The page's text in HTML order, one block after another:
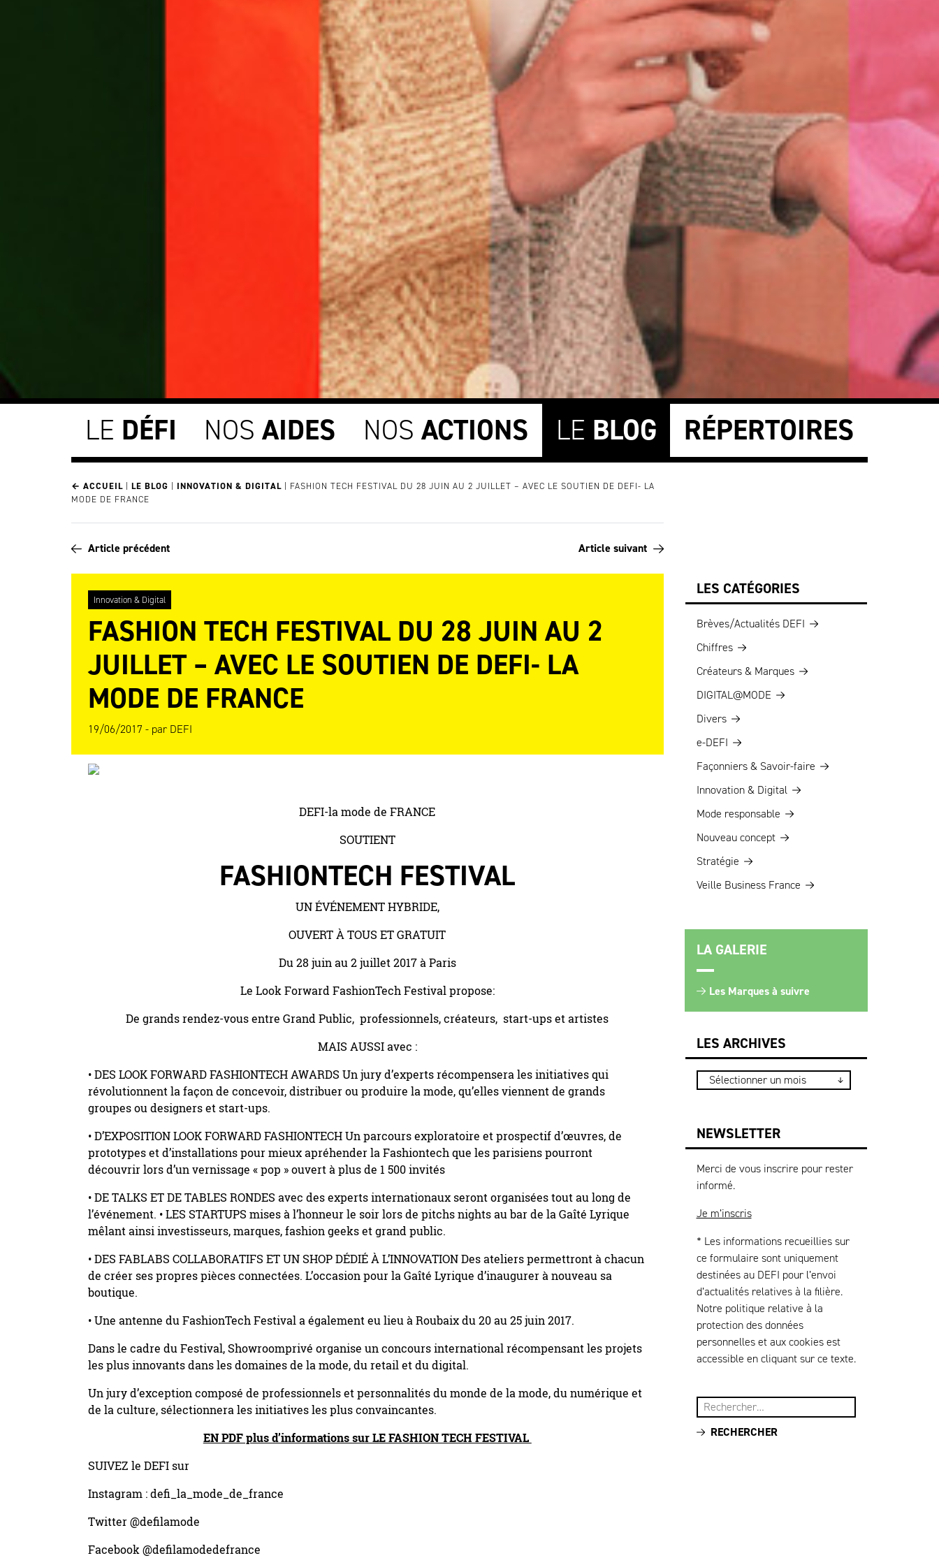
LE DÉFI NOSAIDES NOS ACTIONS LE BLOG RÉPERTOIRES
← ACCUEIL | LE BLOG | INNOVATION & DIGITAL | FASHION TECH FESTIVAL DU 28 JUIN AU 2 JUILLET – AVEC LE SOUTIEN DE DEFI- LA
MODE DE FRANCE
Article précédent Article suivant
Innovation & Digital
FASHION TECH FESTIVAL DU 28 JUIN AU 2
JUILLET – AVEC LE SOUTIEN DE DEFI- LA
MODE DE FRANCE
19/06/2017 - par DEFI
DEFI-la mode de FRANCE
SOUTIENT
FASHIONTECH FESTIVAL
UN ÉVÉNEMENT HYBRIDE,
OUVERT À TOUS ET GRATUIT
Du 28 juin au 2 juillet 2017 à Paris
Le Look Forward FashionTech Festival propose:
De grands rendez-vous entre Grand Public, professionnels, créateurs, start-ups et artistes
MAIS AUSSI avec :
• DES LOOK FORWARD FASHIONTECH AWARDS Un jury d’experts récompensera les initiatives qui
révolutionnent la façon de concevoir, distribuer ou produire la mode, qu’elles viennent de grands
groupes ou designers et start-ups.
• D’EXPOSITION LOOK FORWARD FASHIONTECH Un parcours exploratoire et prospectif d’œuvres, de
prototypes et d’installations pour mieux apréhender la Fashiontech que les parisiens pourront
découvrir lors d’un vernissage « pop » ouvert à plus de 1 500 invités
• DE TALKS ET DE TABLES RONDES avec des experts internationaux seront organisées tout au long de
l’événement. • LES STARTUPS mises à l’honneur le soir lors de pitchs nights au bar de la Gaîté Lyrique
mêlant ainsi investisseurs, marques, fashion geeks et grand public.
• DES FABLABS COLLABORATIFS ET UN SHOP DÉDIÉ À L’INNOVATION Des ateliers permettront à chacun
de créer ses propres pièces connectées. L’occasion pour la Gaîté Lyrique d’inaugurer à nouveau sa
boutique.
• Une antenne du FashionTech Festival a également eu lieu à Roubaix du 20 au 25 juin 2017.
Dans le cadre du Festival, Showroomprivé organise un concours international récompensant les projets
les plus innovants dans les domaines de la mode, du retail et du digital.
Un jury d’exception composé de professionnels et personnalités du monde de la mode, du numérique et
de la culture, sélectionnera les initiatives les plus convaincantes.
EN PDF plus d’informations sur LE FASHION TECH FESTIVAL
SUIVEZ le DEFI sur
Instagram : defi_la_mode_de_france
Twitter @defilamode
Facebook @defilamodedefrance
LES CATÉGORIES
Brèves/Actualités DEFI
Chiffres
Créateurs & Marques
DIGITAL@MODE
Divers
e-DEFI
Façonniers & Savoir-faire
Innovation & Digital
Mode responsable
Nouveau concept
Stratégie
Veille Business France
LA GALERIE
Les Marques à suivre
LES ARCHIVES
NEWSLETTER
Merci de vous inscrire pour rester
informé.
Je m’inscris
* Les informations recueillies sur
ce formulaire sont uniquement
destinées au DEFI pour l’envoi
d’actualités relatives à la filière.
Notre politique relative à la
protection des données
personnelles et aux cookies est
accessible en cliquant sur ce texte.